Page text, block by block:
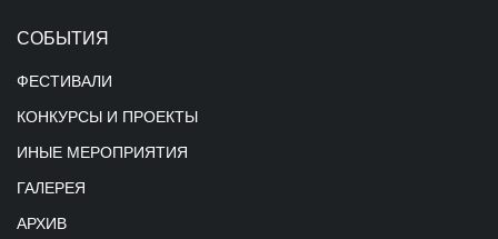
СОБЫТИЯ
ФЕСТИВАЛИ
КОНКУРСЫ И ПРОЕКТЫ
ИНЫЕ МЕРОПРИЯТИЯ
ГАЛЕРЕЯ
АРХИВ